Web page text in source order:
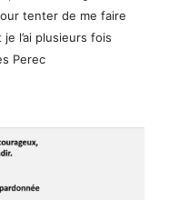
tenter de me faire
l’ai plusieurs fois
Perec